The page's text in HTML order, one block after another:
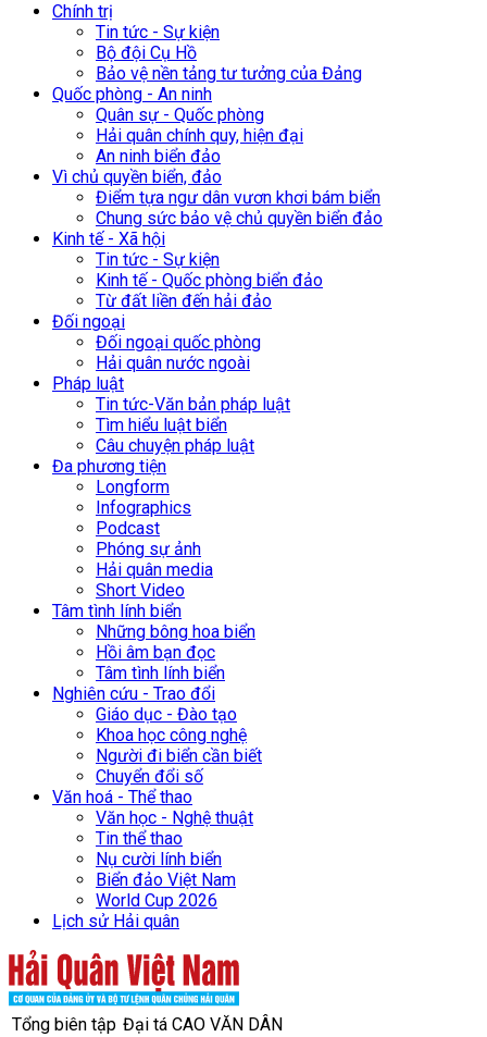
Chính trị
Tin tức - Sự kiện
Bộ đội Cụ Hồ
Bảo vệ nền tảng tư tưởng của Đảng
Quốc phòng - An ninh
Quân sự - Quốc phòng
Hải quân chính quy, hiện đại
An ninh biển đảo
Vì chủ quyền biển, đảo
Điểm tựa ngư dân vươn khơi bám biển
Chung sức bảo vệ chủ quyền biển đảo
Kinh tế - Xã hội
Tin tức - Sự kiện
Kinh tế - Quốc phòng biển đảo
Từ đất liền đến hải đảo
Đối ngoại
Đối ngoại quốc phòng
Hải quân nước ngoài
Pháp luật
Tin tức-Văn bản pháp luật
Tìm hiểu luật biển
Câu chuyện pháp luật
Đa phương tiện
Longform
Infographics
Podcast
Phóng sự ảnh
Hải quân media
Short Video
Tâm tình lính biển
Những bông hoa biển
Hồi âm bạn đọc
Tâm tình lính biển
Nghiên cứu - Trao đổi
Giáo dục - Đào tạo
Khoa học công nghệ
Người đi biển cần biết
Chuyển đổi số
Văn hoá - Thể thao
Văn học - Nghệ thuật
Tin thể thao
Nụ cười lính biển
Biển đảo Việt Nam
World Cup 2026
Lịch sử Hải quân
Tổng biên tập Đại tá CAO VĂN DÂN